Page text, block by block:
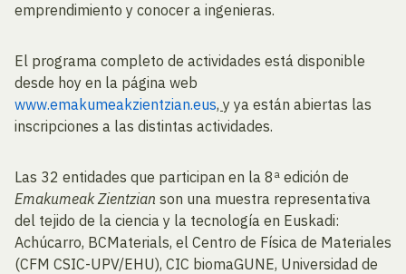
emprendimiento y conocer a ingenieras.
El programa completo de actividades está disponible
desde hoy en la página web
www.emakumeakzientzian.eus, y ya están abiertas las
inscripciones a las distintas actividades.
Las 32 entidades que participan en la 8ª edición de
Emakumeak Zientzian son una muestra representativa
del tejido de la ciencia y la tecnología en Euskadi:
Achúcarro, BCMaterials, el Centro de Física de Materiales
(CFM CSIC-UPV/EHU), CIC biomaGUNE, Universidad de